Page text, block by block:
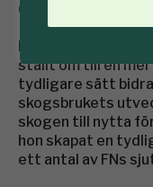
Charlotte
Med Charlotte
ställt om till en
tydligare sätt
skogsbrukets
skogen till nytta
hon skapat en
ett antal av FNs